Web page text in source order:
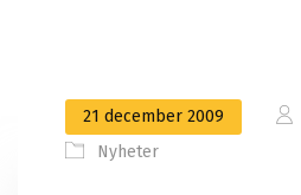
21 december 2009
Nyheter